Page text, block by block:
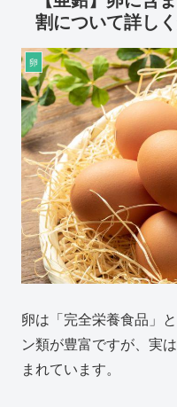
割について詳し
卵
卵は「完全栄養食品」
ン類が豊富ですが、実
まれています。